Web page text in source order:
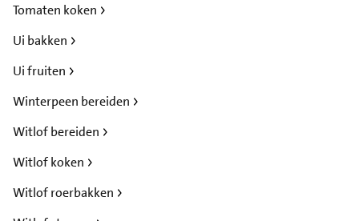
Tomaten koken
Ui bakken
Ui fruiten
Winterpeen bereiden
Witlof bereiden
Witlof koken
Witlof roerbakken